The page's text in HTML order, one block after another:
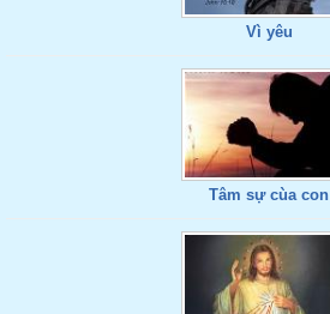
Vì yêu
Tâm sự cùa con